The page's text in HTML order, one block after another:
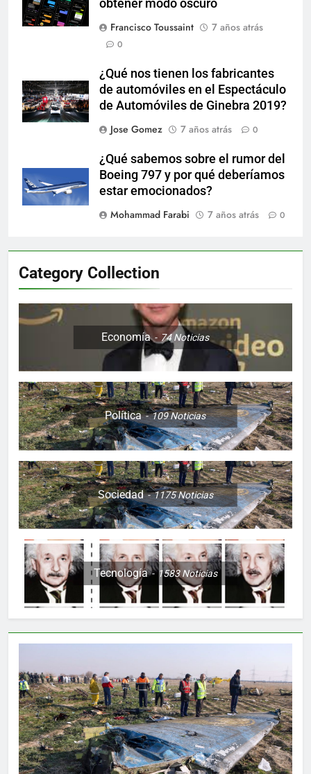
obtener modo oscuro
Francisco Toussaint
7 años atrás
0
¿Qué nos tienen los fabricantes
de automóviles en el Espectáculo
de Automóviles de Ginebra 2019?
Jose Gomez
7 años atrás 0
¿Qué sabemos sobre el rumor del
Boeing 797 y por qué deberíamos
estar emocionados?
Mohammad Farabi
7 años atrás 0
Category Collection
Economía 74Noticias
Política 109Noticias
Sociedad 1175Noticias
Tecnología 1583Noticias